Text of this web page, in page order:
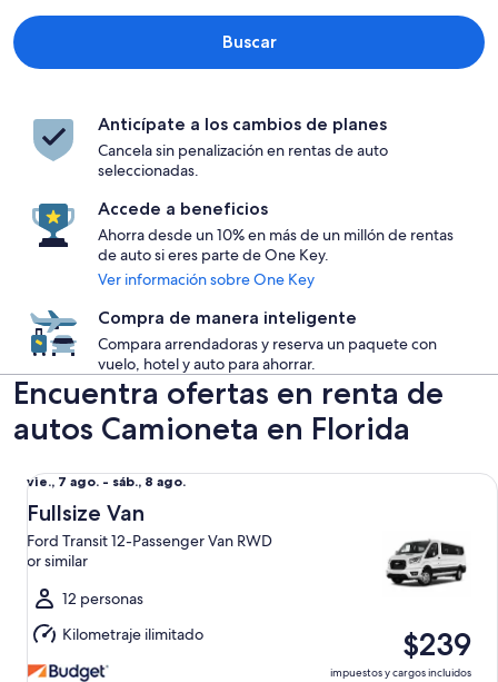
Buscar
Anticípate a los cambios de planes
Cancela sin penalización en rentas de auto
seleccionadas.
Accede a beneficios
Ahorra desde un 10% en más de un millón de rentas
de auto si eres parte de One Key.
Ver información sobre One Key
Compra de manera inteligente
Compara arrendadoras y reserva un paquete con
vuelo, hotel y auto para ahorrar.
Encuentra ofertas en renta de
autos Camioneta en Florida
Del
vie.,
7
ago.
sáb.,
8
ago.
vie., 7 ago. - sáb., 8 ago.
Fullsize Van
Ford Transit 12-Passenger Van RWD
or similar
12 personas
Kilometraje ilimitado
$239
impuestos y cargos incluidos
Fullsize Van Ford Transit 12-Passenger Van RWD or similar